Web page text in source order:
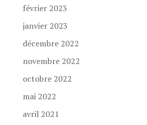
février 2023
janvier 2023
décembre 2022
novembre 2022
octobre 2022
mai 2022
avril 2021